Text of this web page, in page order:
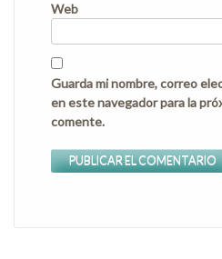
Web
Guarda mi nombre, correo
en este navegador para la
comente.